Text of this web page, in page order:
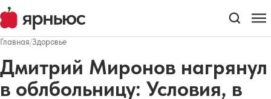
Главная/Здоровье
Дмитрий Миронов нагрянул
в облбольницу: Условия, в